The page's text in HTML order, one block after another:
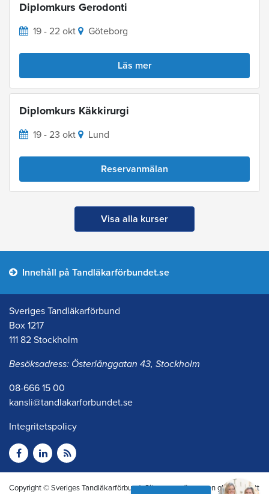
Diplomkurs Gerodonti
19 - 22 okt Göteborg
Läs mer
Diplomkurs Käkkirurgi
19 - 23 okt Lund
Reservanmälan
Visa alla kurser
Innehåll på Tandläkarförbundet.se
Sveriges Tandläkarförbund
Box 1217
111 82 Stockholm
Besöksadress: Österlånggatan 43, Stockholm
08-666 15 00
kansli@tandlakarforbundet.se
Integritetspolicy
Copyright © Sveriges Tandläkarförbund. Citera oss gärna men glöm inte att